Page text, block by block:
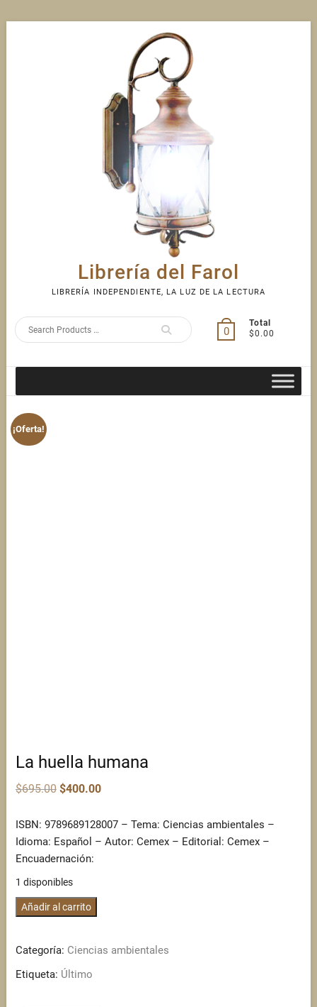
Librería del Farol
LIBRERÍA INDEPENDIENTE, LA LUZ DE LA LECTURA
Search
0
Total
$0.00
¡Oferta!
La huella humana
$695.00 Original
price
$695.00.
$400.00Current
$400.00.
ISBN: 9789689128007 – Tema: Ciencias ambientales –
Idioma: Español – Autor: Cemex – Editorial: Cemex –
Encuadernación:
1 disponibles
La
cantidad
Añadir al carrito
Categoría: Ciencias ambientales
Etiqueta: Último